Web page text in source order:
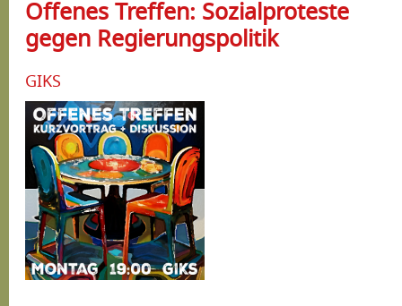
Offenes Treffen: Sozialproteste
gegen Regierungspolitik
GIKS